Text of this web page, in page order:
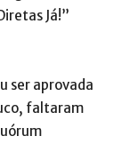
Já!”
ser aprovada
faltaram